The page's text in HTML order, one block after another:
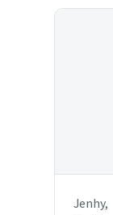
Jenhy,